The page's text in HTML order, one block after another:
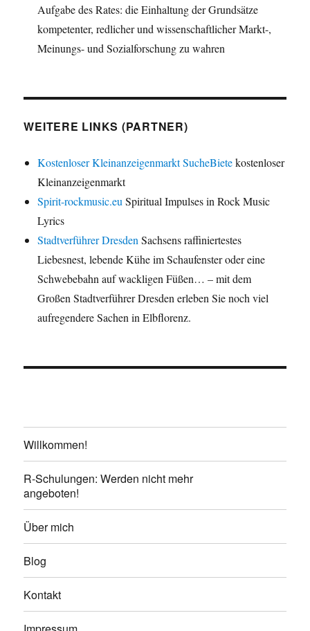
Aufgabe des Rates: die Einhaltung der Grundsätze
kompetenter, redlicher und wissenschaftlicher Markt-,
Meinungs- und Sozialforschung zu wahren
WEITERE LINKS (PARTNER)
Kostenloser Kleinanzeigenmarkt SucheBietekostenloser
Kleinanzeigenmarkt
Spirit-rockmusic.eu Spiritual Impulses in Rock Music
Lyrics
Stadtverführer Dresden Sachsens raffiniertestes
Liebesnest, lebende Kühe im Schaufenster oder eine
Schwebebahn auf wackligen Füßen… – mit dem
Großen Stadtverführer Dresden erleben Sie noch viel
aufregendere Sachen in Elbflorenz.
Willkommen!
R-Schulungen: Werden nicht mehr
angeboten!
Über mich
Blog
Kontakt